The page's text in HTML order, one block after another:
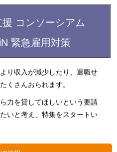
ー）
コンソーシアム
緊急雇用対策
り収入が減少したり、退職せ
くさんおられます。
力を貸してほしいという要請
いと考え、特集をスタートい